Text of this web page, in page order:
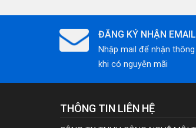
ĐĂNG KÝ NHẬN EMAIL
Nhập mail để nhận
khi có nguyễn mãi
THÔNG TIN LIÊN HỆ